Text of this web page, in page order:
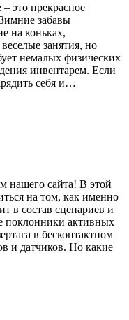
это прекрасное
забавы
на коньках,
занятия, но
немалых физических
инвентарем. Если
себя и…
нашего сайта! В этой
на том, как именно
в состав сценариев и
поклонники активных
в бесконтактном
и датчиков. Но какие